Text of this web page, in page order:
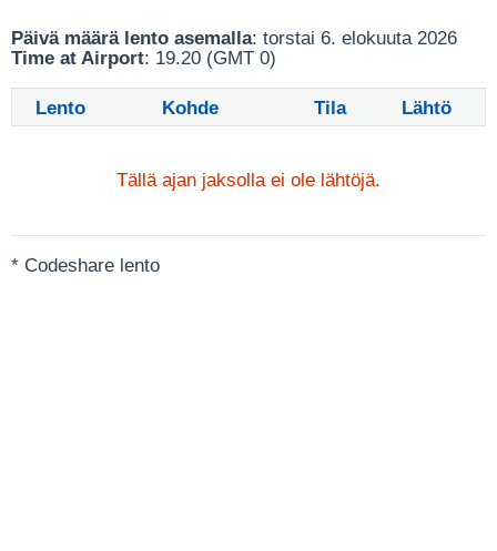
Päivä määrä lento asemalla: torstai 6. elokuuta 2026
Time at Airport: 19.20 (GMT 0)
Lento Kohde Tila Lähtö
Tällä ajan jaksolla ei ole lähtöjä.
* Codeshare lento